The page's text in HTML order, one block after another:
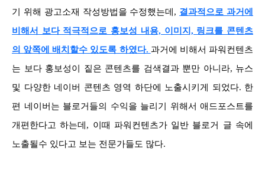
기 위해 광고소재 작성방법을 수정했는데, 결과적으로 과거에
비해서 보다 적극적으로 홍보성 내용, 이미지, 링크를 콘텐츠
의 앞쪽에 배치할수 있도록 하였다. 과거에 비해서 파워컨텐츠
는 보다 홍보성이 짙은 콘텐츠를 검색결과 뿐만 아니라, 뉴스
및 다양한 네이버 콘텐츠 영역 하단에 노출시키게 되었다. 한
편 네이버는 블로거들의 수익을 늘리기 위해서 애드포스트를
개편한다고 하는데, 이때 파워컨텐츠가 일반 블로거 글 속에
노출될수 있다고 보는 전문가들도 많다.